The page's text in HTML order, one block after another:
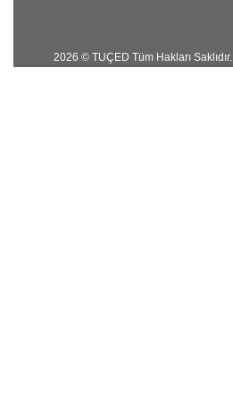
2026 © TUÇED Tüm Hakları Saklıdır.